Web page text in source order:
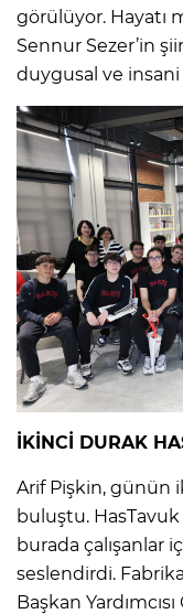
görülüyor. Hayatı
Sennur Sezer’in
duygusal ve insani
İKİNCİ DURAK
Arif Pişkin, günün
buluştu.
burada çalışanlar
seslendirdi.
Başkan